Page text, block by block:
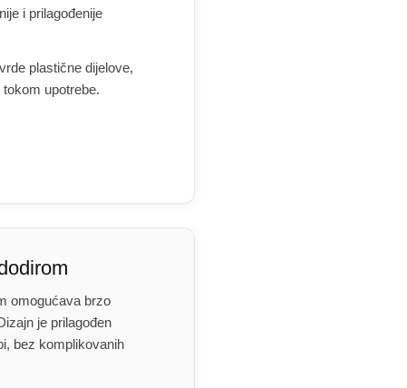
i prilagođenije
plastične dijelove,
upotrebe.
omogućava brzo
je prilagođen
bez komplikovanih